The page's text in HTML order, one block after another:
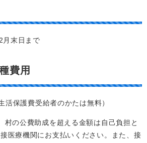
月末日まで
費用
活保護費受給者のかたは無料）
の公費助成を超える金額は自己負担と
医療機関にお支払いください。また、接